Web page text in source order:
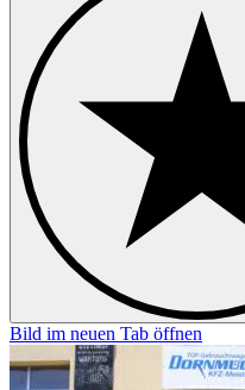
Bild im neuen Tab öffnen